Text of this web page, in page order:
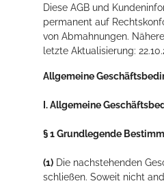
Diese AGB und
permanent auf
von Abmahnungen.
letzte Aktualisierung:
Allgemeine
I. Allgemeine
§ 1 Grundlegende
(1) Die nachstehenden
schließen. Soweit nicht